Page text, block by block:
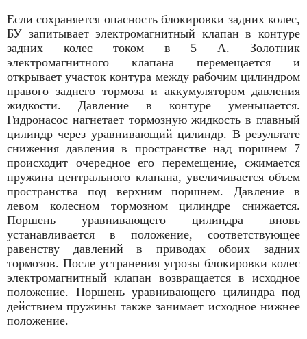
Если сохраняется опасность блокировки задних колес,
БУ запитывает электромагнитный клапан в контуре
задних колес током в 5 А. Золотник
электромагнитного клапана перемещается и
открывает участок контура между рабочим цилиндром
правого заднего тормоза и аккумулятором давления
жидкости. Давление в контуре уменьшается.
Гидронасос нагнетает тормозную жид­кость в главный
цилиндр через уравнивающий цилиндр. В результате
снижения давления в пространстве над поршнем 7
происходит очередное его перемещение, сжимается
пружина центрального клапана, увеличивается объем
пространства под верхним поршнем. Давление в
левом колесном тормозном цилиндре снижается.
Поршень уравнивающего цилиндра вновь
устанавливается в положение, соответствующее
равенству дав­лений в приводах обоих задних
тормозов. После устранения угрозы блокировки колес
электромагнитный клапан возвращается в исходное
положение. Поршень уравни­вающего цилиндра под
действием пружины также занимает исходное нижнее
положение.